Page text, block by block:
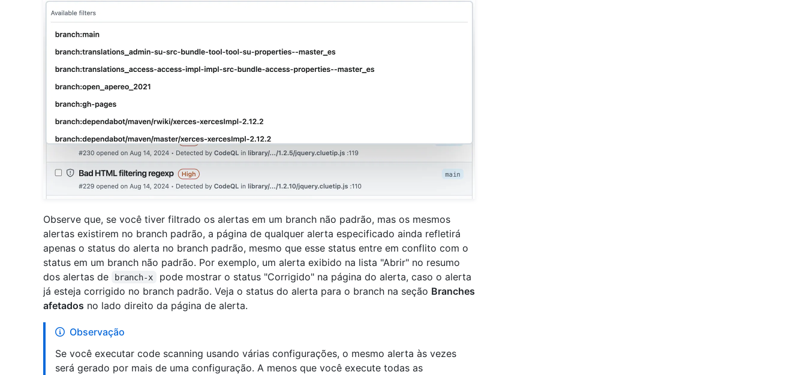
Observe que, se você tiver filtrado os alertas em um branch não padrão, mas os mesmos
alertas existirem no branch padrão, a página de qualquer alerta especificado ainda refletirá
apenas o status do alerta no branch padrão, mesmo que esse status entre em conflito com o
status em um branch não padrão. Por exemplo, um alerta exibido na lista "Abrir" no resumo
dos alertas de
branch-x
pode mostrar o status "Corrigido" na página do alerta, caso o alerta
já esteja corrigido no branch padrão. Veja o status do alerta para o branch na seção Branches
afetados no lado direito da página de alerta.
Observação
Se você executar code scanning usando várias configurações, o mesmo alerta às vezes
será gerado por mais de uma configuração. A menos que você execute todas as